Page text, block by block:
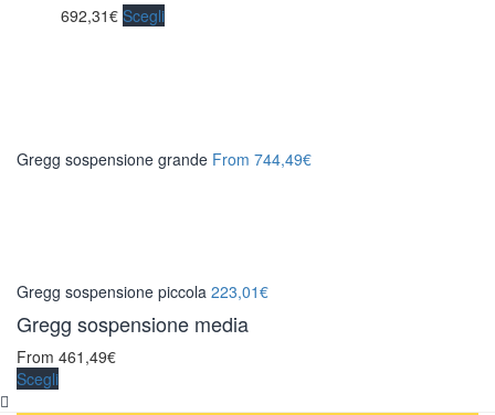
692,31€ Scegli
Gregg sospensione grande From 744,49€
Gregg sospensione piccola 223,01€
Gregg sospensione media
From 461,49€
Scegli